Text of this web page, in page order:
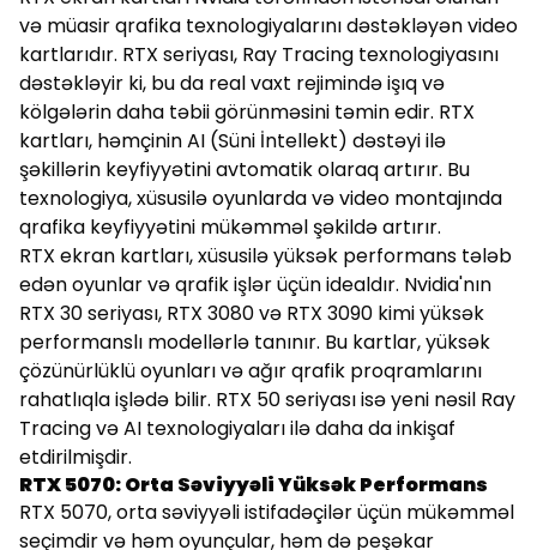
və müasir qrafika texnologiyalarını dəstəkləyən video
kartlarıdır. RTX seriyası, Ray Tracing texnologiyasını
dəstəkləyir ki, bu da real vaxt rejimində işıq və
kölgələrin daha təbii görünməsini təmin edir. RTX
kartları, həmçinin AI (Süni İntellekt) dəstəyi ilə
şəkillərin keyfiyyətini avtomatik olaraq artırır. Bu
texnologiya, xüsusilə oyunlarda və video montajında
qrafika keyfiyyətini mükəmməl şəkildə artırır.
RTX ekran kartları, xüsusilə yüksək performans tələb
edən oyunlar və qrafik işlər üçün idealdır. Nvidia'nın
RTX 30 seriyası, RTX 3080 və RTX 3090 kimi yüksək
performanslı modellərlə tanınır. Bu kartlar, yüksək
çözünürlüklü oyunları və ağır qrafik proqramlarını
rahatlıqla işlədə bilir. RTX 50 seriyası isə yeni nəsil Ray
Tracing və AI texnologiyaları ilə daha da inkişaf
etdirilmişdir.
RTX 5070: Orta Səviyyəli Yüksək Performans
RTX 5070, orta səviyyəli istifadəçilər üçün mükəmməl
seçimdir və həm oyunçular, həm də peşəkar